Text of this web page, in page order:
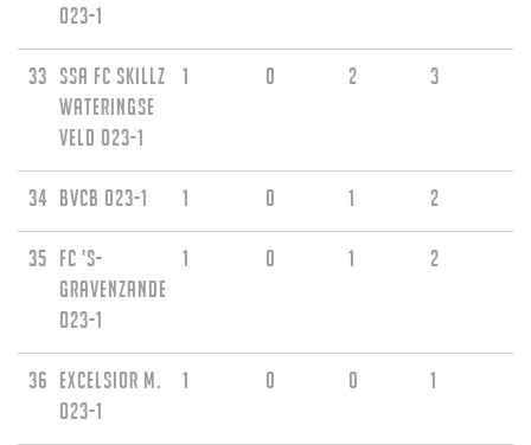
O23-1
33 SSA FC Skillz
Wateringse
Veld O23-1
1 0 2 3
34 BVCB O23-1 1 0 1 2
35 FC 's-
Gravenzande
O23-1
1 0 1 2
36 Excelsior M.
O23-1
1 0 0 1